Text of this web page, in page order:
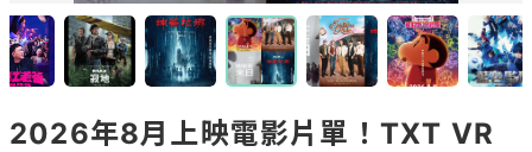
2026年8月上映電影片單！TXT VR